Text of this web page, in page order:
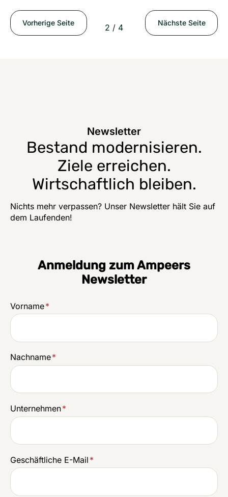
Vorherige Seite
2 / 4
Nächste Seite
Newsletter
Bestand modernisieren.
Ziele erreichen.
Wirtschaftlich bleiben.
Nichts mehr verpassen? Unser Newsletter hält Sie auf
dem Laufenden!
Anmeldung zum Ampeers
Newsletter
Vorname*
Nachname*
Unternehmen*
Geschäftliche E-Mail *